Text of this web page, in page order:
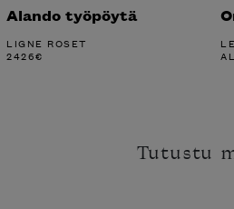
Alando työpöytä
LIGNE ROSET
2426€
Tutustu